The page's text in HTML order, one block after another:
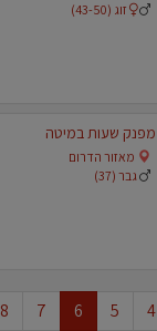
זוג (43-50)
מפנק שעות במיטה
מאזור הדרום
גבר (37)
4
5
6
7
8